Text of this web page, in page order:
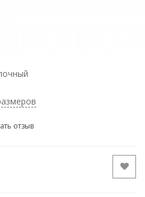
отзыв